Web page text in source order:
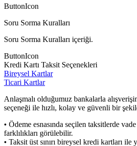
ButtonIcon
Soru Sorma Kuralları
Soru Sorma Kuralları içeriği.
ButtonIcon
Kredi Kartı Taksit Seçenekleri
Bireysel Kartlar
Ticari Kartlar
Anlaşmalı olduğumuz bankalarla
seçeneği ile hızlı, kolay ve güvenli bir
• Ödeme esnasında seçilen taksitlerde
farklılıkları görülebilir.
• Taksit üst sınırı bireysel kredi kartları ile